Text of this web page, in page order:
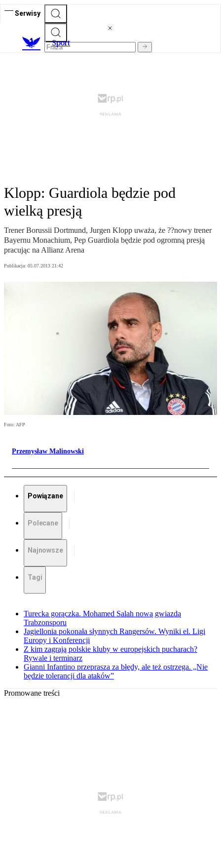
Serwisy
Sport
Klopp: Guardiola będzie pod
wielką presją
Trener Borussii Dortmund, Jurgen Klopp uważa, że ??nowy trener
Bayernu Monachium, Pep Guardiola będzie pod ogromną presją
pracując na Allianz Arena
Publikacja: 05.07.2013 21:42
Foto: AFP
Przemysław Malinowski
Powiązane
Polecane
Najnowsze
Tagi
Turecka gorączka. Mohamed Salah nową gwiazdą
Trabzonsporu
Jagiellonia pokonała słynnych Rangersów. Wyniki el. Ligi
Europy i Konferencji
Z kim zagrają polskie kluby w europejskich pucharach?
Rywale i terminarz
Gianni Infantino przeprasza za błędy, ale też ostrzega. „Nie
będzie tolerancji dla ataków”
Promowane treści